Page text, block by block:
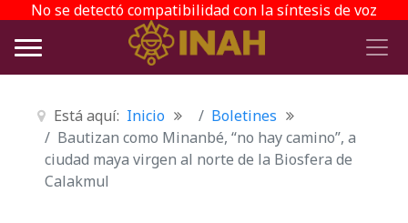
No se detectó compatibilidad con la síntesis de voz
Está aquí: Inicio
Boletines
Bautizan como Minanbé, “no hay camino”, a
ciudad maya virgen al norte de la Biosfera de
Calakmul